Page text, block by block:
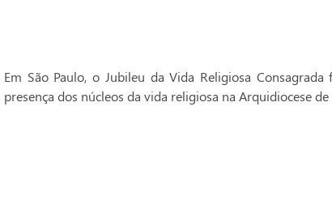
Em São Paulo, o Jubileu da Vida Religiosa
presença dos núcleos da vida religiosa na Arquidiocese